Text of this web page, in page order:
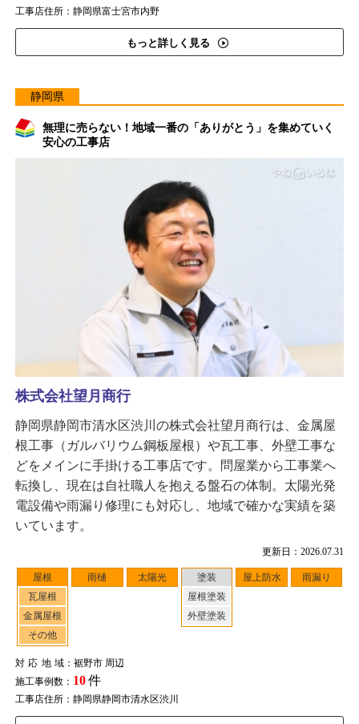
工事店住所：静岡県富士宮市内野
もっと詳しく見る
静岡県
無理に売らない！地域一番の「ありがとう」を集めていく
安心の工事店
更新日：2026.07.31
屋根
瓦屋根
金属屋根
その他
雨樋 太陽光
塗装
屋根塗装
外壁塗装
屋上防水 雨漏り
対応地域：裾野市 周辺
施工事例数： 10件
工事店住所：静岡県静岡市清水区渋川
株式会社望月商行
静岡県静岡市清水区渋川の株式会社望月商行は、金属屋
根工事（ガルバリウム鋼板屋根）や瓦工事、外壁工事な
どをメインに手掛ける工事店です。問屋業から工事業へ
転換し、現在は自社職人を抱える盤石の体制。太陽光発
電設備や雨漏り修理にも対応し、地域で確かな実績を築
いています。